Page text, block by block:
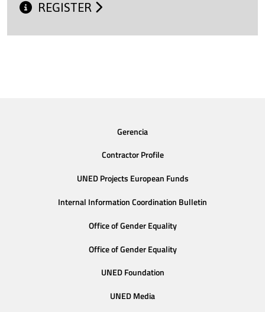
REGISTER
Gerencia
Contractor Profile
UNED Projects European Funds
Internal Information Coordination Bulletin
Office of Gender Equality
Office of Gender Equality
UNED Foundation
UNED Media